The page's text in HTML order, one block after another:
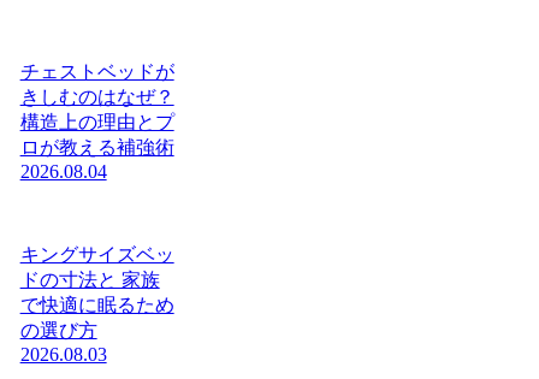
チェストベッドが
きしむのはなぜ？
構造上の理由とプ
ロが教える補強術
2026.08.04
キングサイズベッ
ドの寸法と 家族
で快適に眠るため
の選び方
2026.08.03